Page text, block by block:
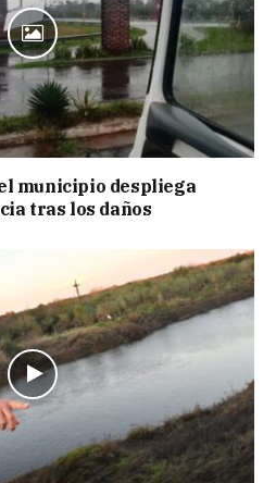
municipio despliega
tras los daños